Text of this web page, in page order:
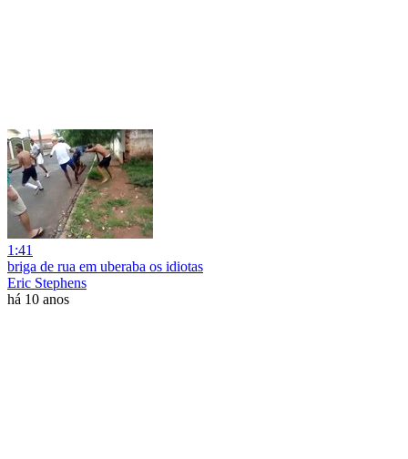
1:41
briga de rua em uberaba os idiotas
Eric Stephens
há 10 anos